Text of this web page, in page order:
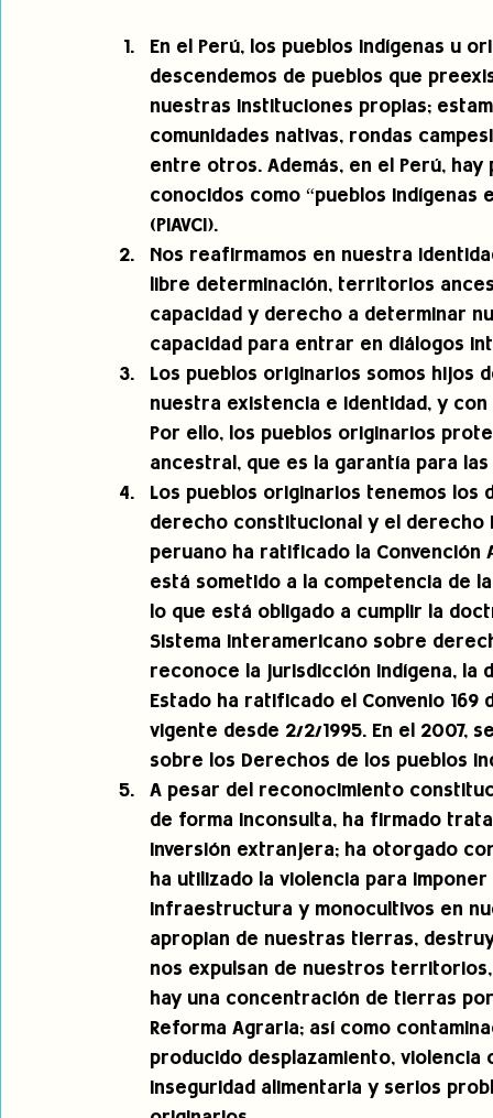
En el Perú, los pueblos indígenas u
descendemos de pueblos que
nuestras instituciones propias;
comunidades nativas, rondas
entre otros. Además, en el Perú,
conocidos como “pueblos
(PIAVCI).
Nos reafirmamos en nuestra
libre determinación, territorios
capacidad y derecho a determinar
capacidad para entrar en diálogos
Los pueblos originarios somos hijos
nuestra existencia e identidad, y
Por ello, los pueblos originarios
ancestral, que es la garantía para
Los pueblos originarios tenemos
derecho constitucional y el derecho
peruano ha ratificado la Convención
está sometido a la competencia de
lo que está obligado a cumplir la
Sistema Interamericano sobre
reconoce la jurisdicción indígena, la
Estado ha ratificado el Convenio 169
vigente desde 2/2/1995. En el 2007,
sobre los Derechos de los pueblos
A pesar del reconocimiento
de forma inconsulta, ha firmado
inversión extranjera; ha otorgado
ha utilizado la violencia para
infraestructura y monocultivos en
apropian de nuestras tierras,
nos expulsan de nuestros
hay una concentración de tierras
Reforma Agraria; así como
producido desplazamiento,
inseguridad alimentaria y serios